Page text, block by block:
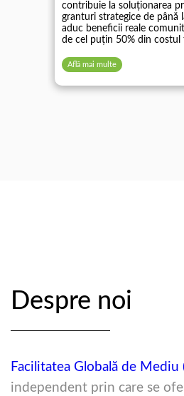
contribuie la soluționarea
granturi strategice de până
aduc beneficii reale
de cel puțin 50% din costul
Află mai multe
Despre noi
Facilitatea Globală de Mediu
independent prin care se